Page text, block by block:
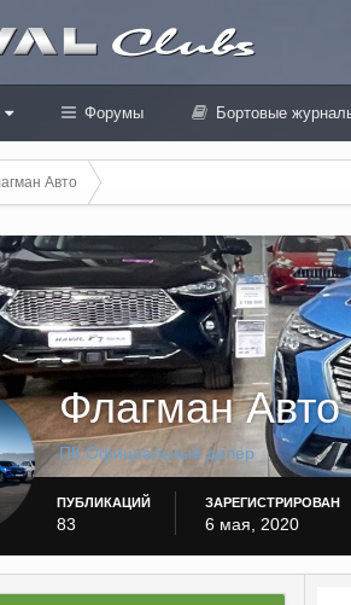
Форумы Бортовые
Авто
Флагман Авто
ПК Официальный дилер
ПУБЛИКАЦИЙ
83
ЗАРЕГИСТРИРОВАН
6 мая, 2020